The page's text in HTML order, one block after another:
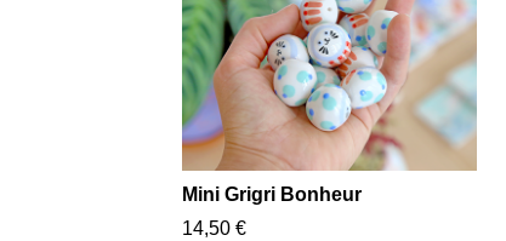
Mini Grigri Bonheur
14,50 €